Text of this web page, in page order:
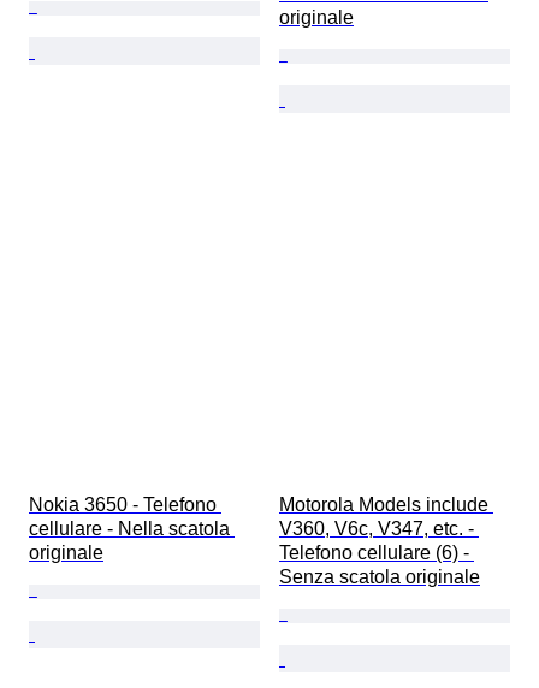
originale
Nokia 3650 - Telefono
cellulare - Nella scatola
originale
Motorola Models include
V360, V6c, V347, etc. -
Telefono cellulare (6) -
Senza scatola originale